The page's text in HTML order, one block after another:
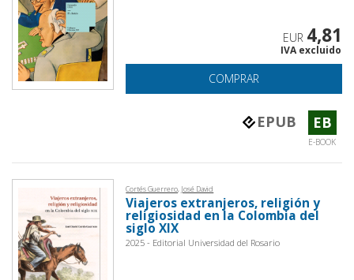
EUR 4,81
IVA excluido
COMPRAR
EPUB EB
E-BOOK
Cortés Guerrero, José David
Viajeros extranjeros, religión y
religiosidad en la Colombia del
siglo XIX
2025 - Editorial Universidad del Rosario